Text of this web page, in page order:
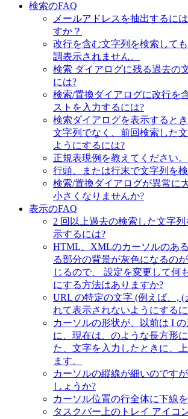
検索のFAQ
メールアドレスを抽出するに
すか？
改行を含む文字列を検索して
調表示されません。
検索 ダイアログに残る過去の
には?
検索/置換ダイアログに改行を
ストを入力するには?
検索ダイアログを表示すると
文字列でなく、前回検索した
ようにするには?
正規表現例を教えてください。
行頭、または行末で文字列を
検索/置換ダイアログが異常に
小さくなりませんか?
表示のFAQ
2 回以上過去の検索した文字
示するには?
HTML、XMLのカーソルのあ
る部分の背景が灰色になるの
じるので、 設定を変更して何
にする方法はありますか?
URL の特定の文字 (例えば、, (
れて表示されないようにする
カーソルの形状が、以前は I
に、現在は、のような長方形
た、文字を入力したときに、
ます。
カーソルの縦線が細いのです
しょうか?
カーソル位置の行全体に下線
タスクバー上のトレイ アイコ